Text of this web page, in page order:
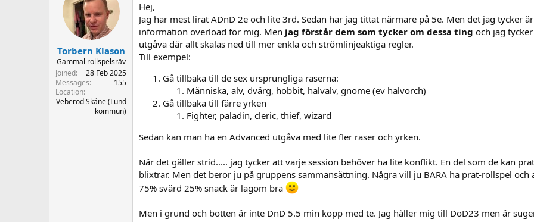
Torbern Klason
Gammal rollspelsräv
Joined
28 Feb 2025
Messages
155
Location
Veberöd Skåne (Lund
kommun)
Hej,
Jag har mest lirat ADnD 2e och lite 3rd. Sedan har jag tittat närmare på 5e. Men det jag tycker
information overload för mig. Men jag förstår dem som tycker om dessa ting och jag
utgåva där allt skalas ned till mer enkla och strömlinjeaktiga regler.
Till exempel:
Gå tillbaka till de sex ursprungliga raserna:
Människa, alv, dvärg, hobbit, halvalv, gnome (ev halvorch)
Gå tillbaka till färre yrken
Fighter, paladin, cleric, thief, wizard
Sedan kan man ha en Advanced utgåva med lite fler raser och yrken.
När det gäller strid..... jag tycker att varje session behöver ha lite konflikt. En del som de kan
blixtrar. Men det beror ju på gruppens sammansättning. Några vill ju BARA ha prat-rollspel och
75% svärd 25% snack är lagom bra
Men i grund och botten är inte DnD 5.5 min kopp med te. Jag håller mig till DoD23 men är